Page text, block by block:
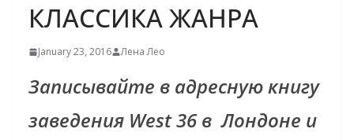
КЛАССИКА ЖАНРА
January 23, 2016 Лена Лeо
Записывайте в адресную книгу
заведения West 36 в Лондоне и